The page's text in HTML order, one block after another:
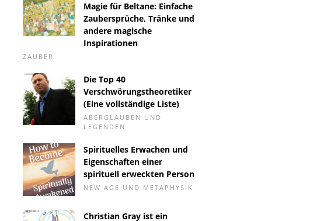
Magie für Beltane: Einfache
Zaubersprüche, Tränke und
andere magische
Inspirationen
ZAUBER
Die Top 40
Verschwörungstheoretiker
(Eine vollständige Liste)
ABERGLAUBEN UND
LEGENDEN
Spirituelles Erwachen und
Eigenschaften einer
spirituell erweckten Person
NEW AGE UND METAPHYSIK
Christian Gray ist ein